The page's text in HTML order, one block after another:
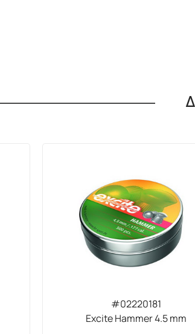
#02220181
Excite Hammer 4.5 mm